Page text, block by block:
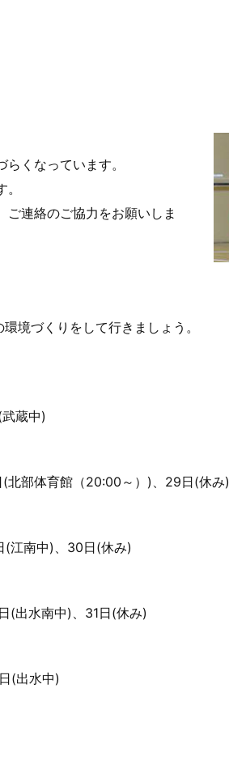
くなっています。
ご連絡のご協力をお願いしま
境づくりをして行きましょう。
蔵中)
北部体育館（20:00～）)、29日(休み)
(江南中)、30日(休み)
(出水南中)、31日(休み)
(出水中)